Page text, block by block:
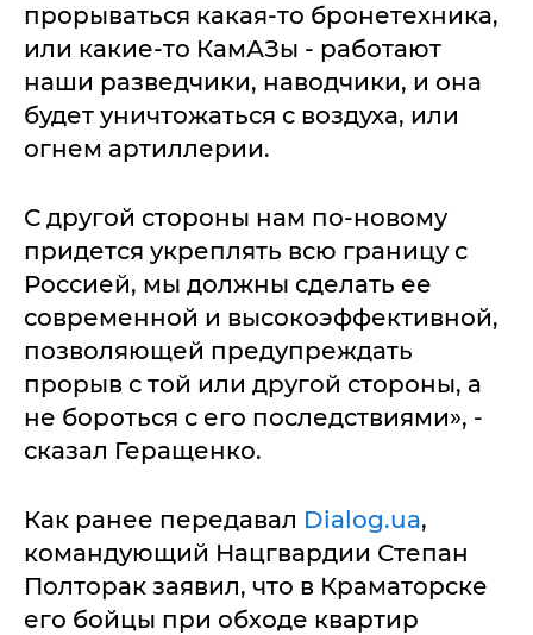
прорываться какая-то бронетехника,
или какие-то КамАЗы - работают
наши разведчики, наводчики, и она
будет уничтожаться с воздуха, или
огнем артиллерии.
С другой стороны нам по-новому
придется укреплять всю границу с
Россией, мы должны сделать ее
современной и высокоэффективной,
позволяющей предупреждать
прорыв с той или другой стороны, а
не бороться с его последствиями», -
сказал Геращенко.
Как ранее передавал Dialog.ua,
командующий Нацгвардии Степан
Полторак заявил, что в Краматорске
его бойцы при обходе квартир